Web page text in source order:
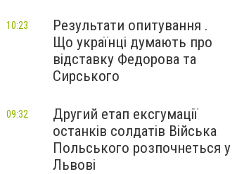
Результати опитування .
Що українці думають про
відставку Федорова та
Сирського
10:23
Другий етап ексгумації
останків солдатів Війська
Польського розпочнеться у
Львові
09:32